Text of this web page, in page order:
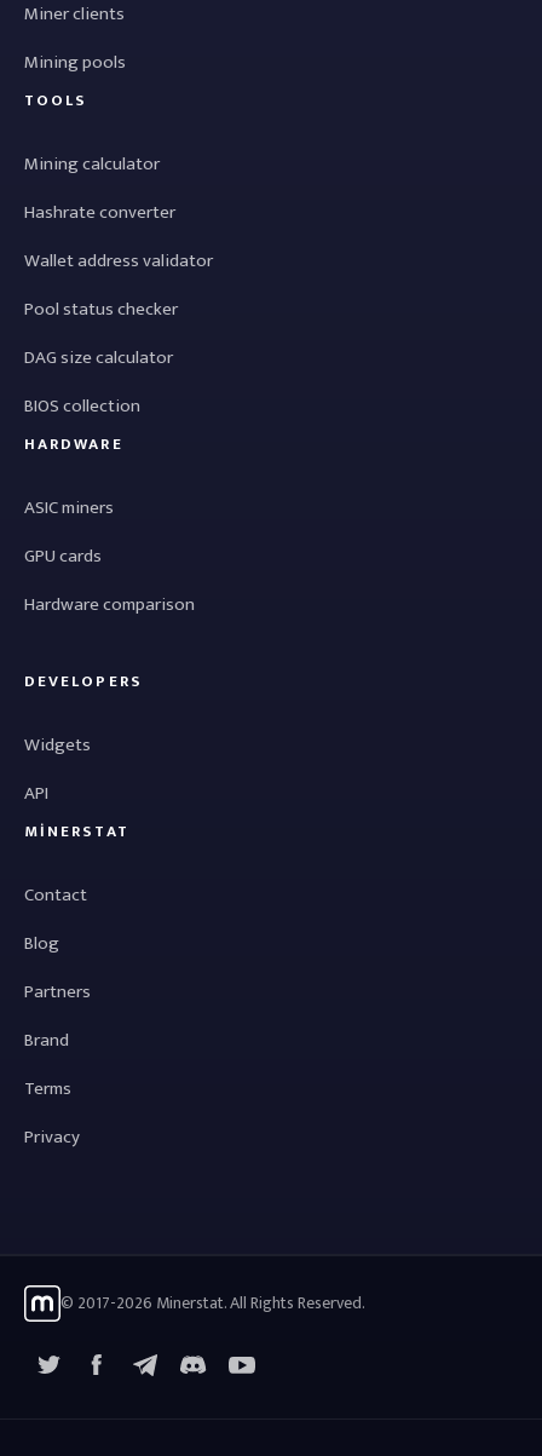
Miner clients
Mining pools
TOOLS
Mining calculator
Hashrate converter
Wallet address validator
Pool status checker
DAG size calculator
BIOS collection
HARDWARE
ASIC miners
GPU cards
Hardware comparison
DEVELOPERS
Widgets
API
MINERSTAT
Contact
Blog
Partners
Brand
Terms
Privacy
© 2017-2026 Minerstat. All Rights Reserved.
FacebookTelegramYouTube